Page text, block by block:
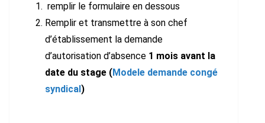
remplir le formulaire en dessous
Remplir et transmettre à son chef
d’établissement la demande
d’autorisation d’absence 1 mois avant la
date du stage (Modele demande congé
syndical )